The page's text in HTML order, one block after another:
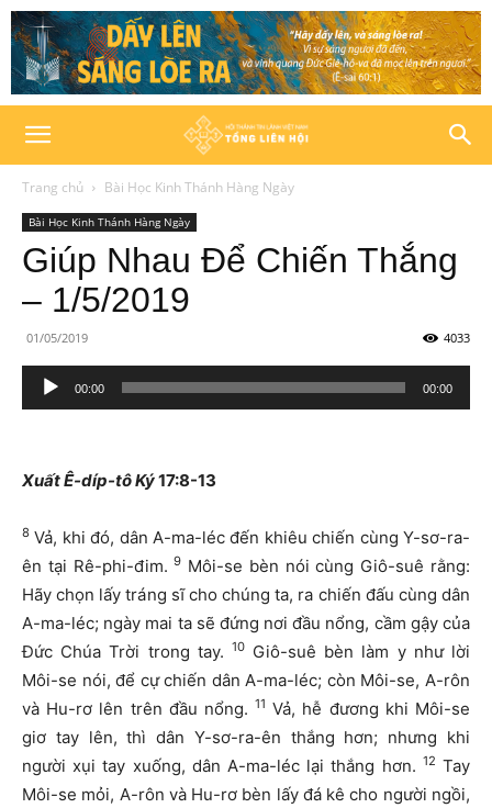
Trang chủ Bài Học Kinh Thánh Hàng Ngày
Bài Học Kinh Thánh Hàng Ngày
Giúp Nhau Để Chiến Thắng
– 1/5/2019
01/05/2019 4033
Trình
phát
00:00 00:00
Xuất Ê-díp-tô Ký17:8-13
8 Vả, khi đó, dân A-ma-léc đến khiêu chiến cùng Y-sơ-ra-
ên tại Rê-phi-đim.9 Môi-se bèn nói cùng Giô-suê rằng:
Hãy chọn lấy tráng sĩ cho chúng ta, ra chiến đấu cùng dân
A-ma-léc; ngày mai ta sẽ đứng nơi đầu nổng, cầm gậy của
Đức Chúa Trời trong tay. 10Giô-suê bèn làm y như lời
Môi-se nói, để cự chiến dân A-ma-léc; còn Môi-se, A-rôn
và Hu-rơ lên trên đầu nổng.11 Vả, hễ đương khi Môi-se
giơ tay lên, thì dân Y-sơ-ra-ên thắng hơn; nhưng khi
người xụi tay xuống, dân A-ma-léc lại thắng hơn. 12 Tay
Môi-se mỏi, A-rôn và Hu-rơ bèn lấy đá kê cho người ngồi,